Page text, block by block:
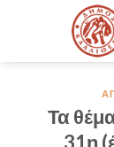
Τα
31η